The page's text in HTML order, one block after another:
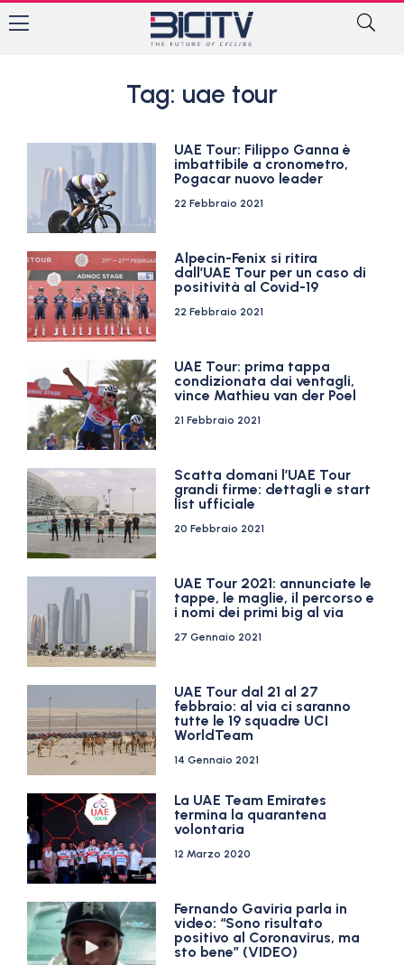
Tag: uae tour
UAE Tour: Filippo Ganna è
imbattibile a cronometro,
Pogacar nuovo leader
22 Febbraio 2021
Alpecin-Fenix si ritira
dall’UAE Tour per un caso di
positività al Covid-19
22 Febbraio 2021
UAE Tour: prima tappa
condizionata dai ventagli,
vince Mathieu van der Poel
21 Febbraio 2021
Scatta domani l’UAE Tour
grandi firme: dettagli e start
list ufficiale
20 Febbraio 2021
UAE Tour 2021: annunciate le
tappe, le maglie, il percorso e
i nomi dei primi big al via
27 Gennaio 2021
UAE Tour dal 21 al 27
febbraio: al via ci saranno
tutte le 19 squadre UCI
WorldTeam
14 Gennaio 2021
La UAE Team Emirates
termina la quarantena
volontaria
12 Marzo 2020
Fernando Gaviria parla in
video: “Sono risultato
positivo al Coronavirus, ma
sto bene” (VIDEO)